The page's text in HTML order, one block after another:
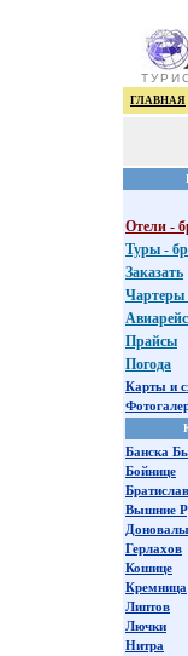
ГЛАВНАЯ
Отели -
Туры -
Заказать
Чартеры
Прайсы
Погода
Карты и
Банска
Бойнице
Вышние
Доновалы
Герлахов
Кошице
Кремница
Липтов
Лючки
Нитра